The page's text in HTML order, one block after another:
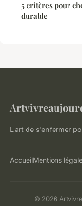
5 critères pour
durable
L'art de s'enfermer
AccueilMentions
© 2026